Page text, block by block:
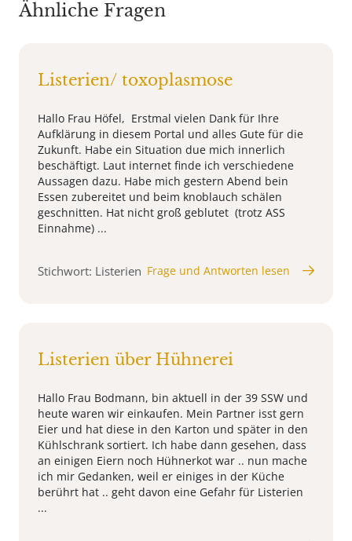
Ähnliche Fragen
Listerien/ toxoplasmose
Hallo Frau Höfel, Erstmal vielen Dank für Ihre
Aufklärung in diesem Portal und alles Gute für die
Zukunft. Habe ein Situation due mich innerlich
beschäftigt. Laut internet finde ich verschiedene
Aussagen dazu. Habe mich gestern Abend bein
Essen zubereitet und beim knoblauch schälen
geschnitten. Hat nicht groß geblutet (trotz ASS
Einnahme) ...
Stichwort: Listerien Frage und Antworten lesen
Listerien über Hühnerei
Hallo Frau Bodmann, bin aktuell in der 39 SSW und
heute waren wir einkaufen. Mein Partner isst gern
Eier und hat diese in den Karton und später in den
Kühlschrank sortiert. Ich habe dann gesehen, dass
an einigen Eiern noch Hühnerkot war .. nun mache
ich mir Gedanken, weil er einiges in der Küche
berührt hat .. geht davon eine Gefahr für Listerien
...